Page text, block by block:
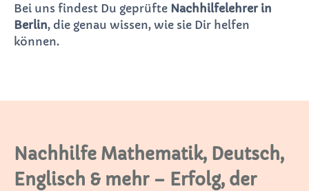
Bei uns findest Du geprüfte Nachhilfelehrer in
Berlin, die genau wissen, wie sie Dir helfen
können.
Nachhilfe Mathematik, Deutsch,
Englisch & mehr – Erfolg, der